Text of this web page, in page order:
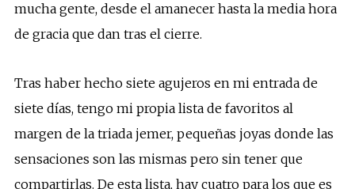
mucha gente, desde el amanecer hasta la media hora
de gracia que dan tras el cierre.
Tras haber hecho siete agujeros en mi entrada de
siete días, tengo mi propia lista de favoritos al
margen de la triada jemer, pequeñas joyas donde las
sensaciones son las mismas pero sin tener que
compartirlas. De esta lista, hay cuatro para los que es